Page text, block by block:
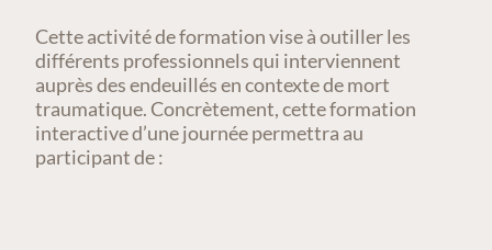
Cette activité de formation vise à outiller les
différents professionnels qui interviennent
auprès des endeuillés en contexte de mort
traumatique. Concrètement, cette formation
interactive d’une journée permettra au
participant de :